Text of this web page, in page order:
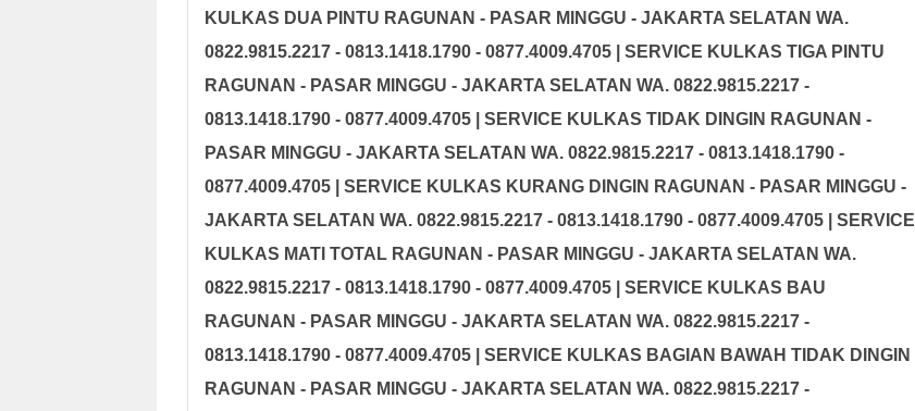
KULKAS DUA PINTU RAGUNAN - PASAR MINGGU - JAKARTA SELATAN WA.
0822.9815.2217 - 0813.1418.1790 - 0877.4009.4705 | SERVICE KULKAS TIGA PINTU
RAGUNAN - PASAR MINGGU - JAKARTA SELATAN WA. 0822.9815.2217 -
0813.1418.1790 - 0877.4009.4705 | SERVICE KULKAS TIDAK DINGIN RAGUNAN -
PASAR MINGGU - JAKARTA SELATAN WA. 0822.9815.2217 - 0813.1418.1790 -
0877.4009.4705 | SERVICE KULKAS KURANG DINGIN RAGUNAN - PASAR MINGGU -
JAKARTA SELATAN WA. 0822.9815.2217 - 0813.1418.1790 - 0877.4009.4705 | SERVICE
KULKAS MATI TOTAL RAGUNAN - PASAR MINGGU - JAKARTA SELATAN WA.
0822.9815.2217 - 0813.1418.1790 - 0877.4009.4705 | SERVICE KULKAS BAU
RAGUNAN - PASAR MINGGU - JAKARTA SELATAN WA. 0822.9815.2217 -
0813.1418.1790 - 0877.4009.4705 | SERVICE KULKAS BAGIAN BAWAH TIDAK DINGIN
RAGUNAN - PASAR MINGGU - JAKARTA SELATAN WA. 0822.9815.2217 -